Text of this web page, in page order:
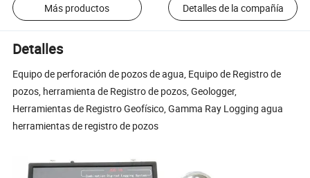
Más productos Detalles de la compañía
Detalles
Equipo de perforación de pozos de agua, Equipo de Registro de
pozos, herramienta de Registro de pozos, Geologger,
Herramientas de Registro Geofísico, Gamma Ray Logging agua
herramientas de registro de pozos